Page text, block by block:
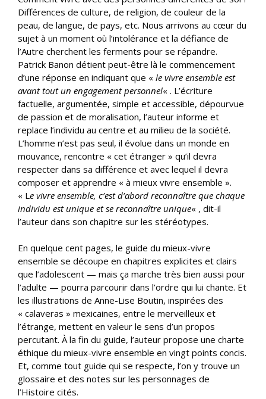
Différences de culture, de religion, de couleur de la
peau, de langue, de pays, etc. Nous arrivons au cœur du
sujet à un moment où l’intolérance et la défiance de
l’Autre cherchent les ferments pour se répandre.
Patrick Banon détient peut-être là le commencement
d’une réponse en indiquant que « le vivre ensemble est
avant tout un engagement personnel« . L’écriture
factuelle, argumentée, simple et accessible, dépourvue
de passion et de moralisation, l’auteur informe et
replace l’individu au centre et au milieu de la société.
L’homme n’est pas seul, il évolue dans un monde en
mouvance, rencontre « cet étranger » qu’il devra
respecter dans sa différence et avec lequel il devra
composer et apprendre « à mieux vivre ensemble ».
« Le vivre ensemble, c’est d’abord reconnaître que chaque
individu est unique et se reconnaître unique« , dit-il
l’auteur dans son chapitre sur les stéréotypes.
En quelque cent pages, le guide du mieux-vivre
ensemble se découpe en chapitres explicites et clairs
que l’adolescent — mais ça marche très bien aussi pour
l’adulte — pourra parcourir dans l’ordre qui lui chante. Et
les illustrations de Anne-Lise Boutin, inspirées des
« calaveras » mexicaines, entre le merveilleux et
l’étrange, mettent en valeur le sens d’un propos
percutant. À la fin du guide, l’auteur propose une charte
éthique du mieux-vivre ensemble en vingt points concis.
Et, comme tout guide qui se respecte, l’on y trouve un
glossaire et des notes sur les personnages de
l’Histoire cités.